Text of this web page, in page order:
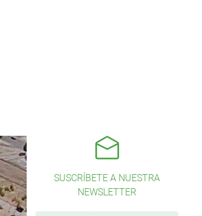
SUSCRÍBETE A NUESTRA
NEWSLETTER